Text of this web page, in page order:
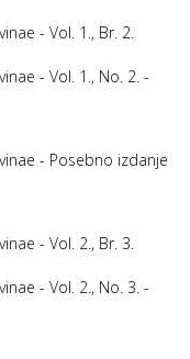
- Vol. 1., Br. 2.
- Vol. 1., No. 2. -
- Posebno izdanje
- Vol. 2., Br. 3.
- Vol. 2., No. 3. -